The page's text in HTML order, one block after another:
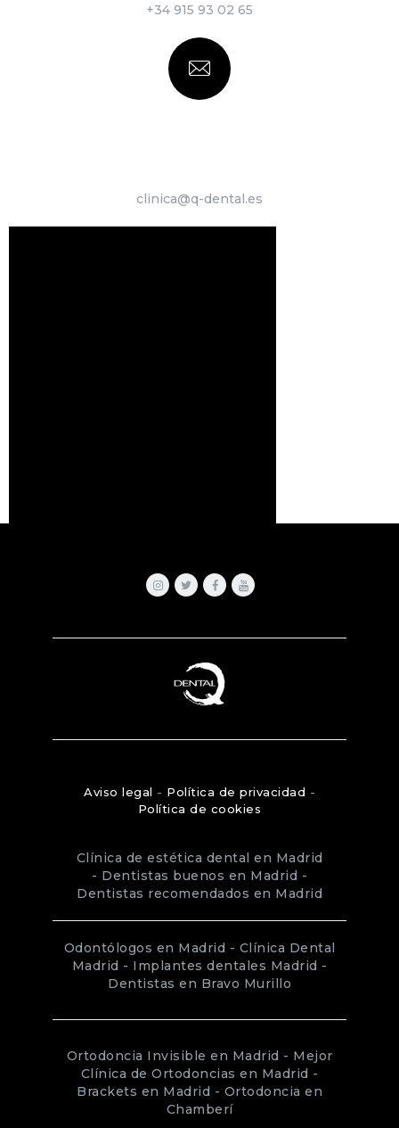
+34 915 93 02 65
clinica@q-dental.es
Aviso legal - Política de privacidad -
Política de cookies
Clínica de estética dental en Madrid
- Dentistas buenos en Madrid -
Dentistas recomendados en Madrid
Odontólogos en Madrid - Clínica Dental
Madrid - Implantes dentales Madrid -
Dentistas en Bravo Murillo
Ortodoncia Invisible en Madrid - Mejor
Clínica de Ortodoncias en Madrid -
Brackets en Madrid - Ortodoncia en
Chamberí